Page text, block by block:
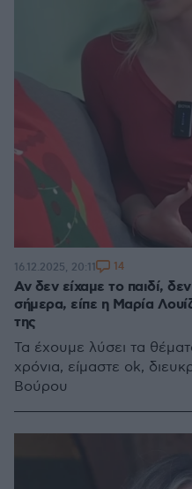
Αν δεν είχαμε το παιδί,
σήμερα, είπε η Μαρία
της
Τα έχουμε λύσει τα
χρόνια, είμαστε ok,
Βούρου
16.12.2025, 20:11 14